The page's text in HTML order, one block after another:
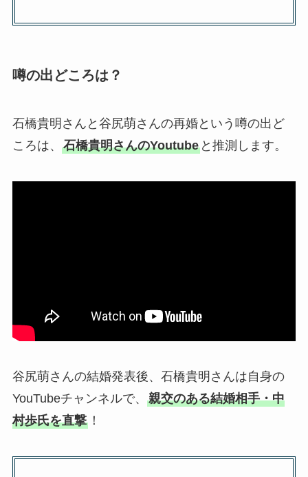
噂の出どころは？
石橋貴明さんと谷尻萌さんの再婚という噂の出ど
ころは、 石橋貴明さんのYoutubeと推測します。
谷尻萌さんの結婚発表後、石橋貴明さんは自身の
YouTubeチャンネルで、 親交のある結婚相手・中
村歩氏を直撃！